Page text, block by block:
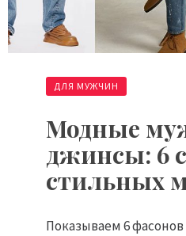
ДЛЯ МУЖЧИН
Модные
джинсы: 6
стильных
Показываем 6